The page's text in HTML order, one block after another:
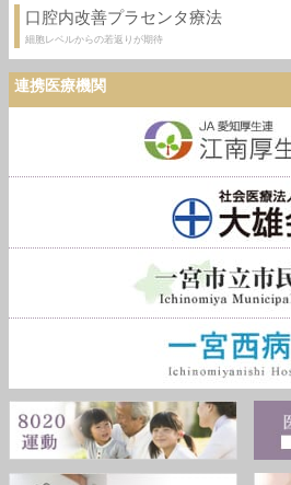
口腔内改善プラセンタ療法
細胞レベルからの若返りが期待
連携医療機関